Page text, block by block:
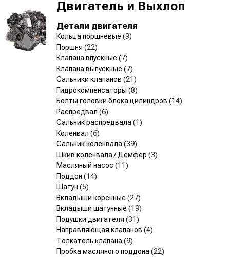
Двигатель и Выхлоп
Детали двигателя
Кольца поршневые (9)
Поршня (22)
Клапана впускные (7)
Клапана выпускные (7)
Сальники клапанов (21)
Гидрокомпенсаторы (8)
Болты головки блока цилиндров (14)
Распредвал (6)
Сальник распредвала (1)
Коленвал (6)
Сальник коленвала (39)
Шкив коленвала / Демфер (3)
Масляный насос (11)
Поддон (14)
Шатун (5)
Вкладыши коренные (27)
Вкладыши шатунные (19)
Подушки двигателя (31)
Направляющая клапанов (4)
Толкатель клапана (9)
Пробка масляного поддона (22)